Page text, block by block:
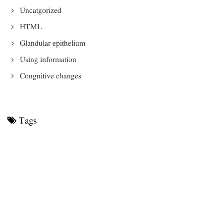
Uncatgorized
HTML
Glandular epithelium
Using information
Congnitive changes
Tags